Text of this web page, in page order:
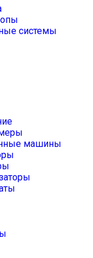
системы
машины